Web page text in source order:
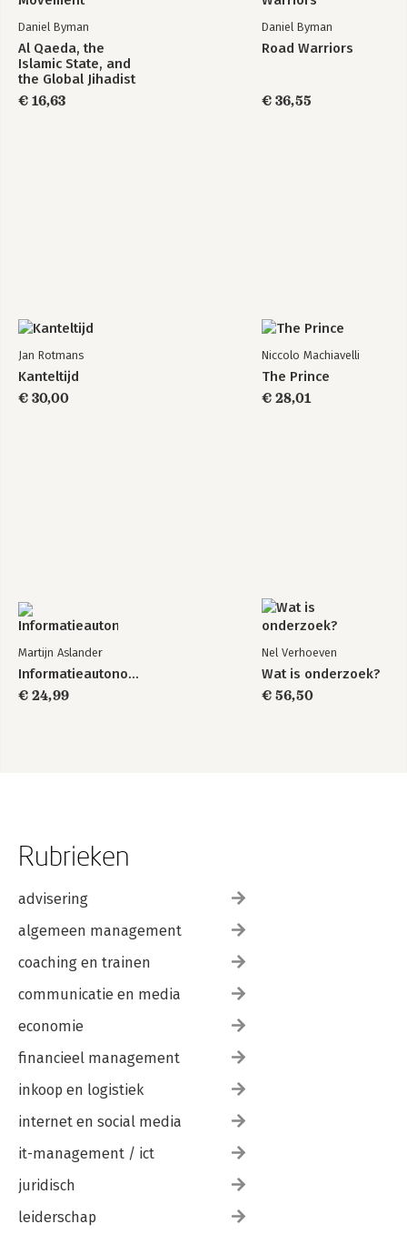
Daniel Byman
Al Qaeda, the
Islamic State, and
the Global Jihadist
Movement
€ 16,63
Daniel Byman
Road Warriors
€ 36,55
Jan Rotmans
Kanteltijd
€ 30,00
Niccolo Machiavelli
The Prince
€ 28,01
Martijn Aslander
Informatieautonomie
€ 24,99
Nel Verhoeven
Wat is onderzoek?
€ 56,50
Rubrieken
advisering
algemeen management
coaching en trainen
communicatie en media
economie
financieel management
inkoop en logistiek
internet en social media
it-management / ict
juridisch
leiderschap